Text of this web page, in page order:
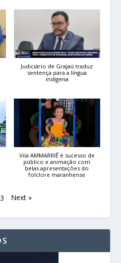
Judiciário de Grajaú traduz
sentença para a língua
indígena
Vila AMMARRIÊ é sucesso de
público e animação com
belas apresentações do
folclore maranhense
Next »